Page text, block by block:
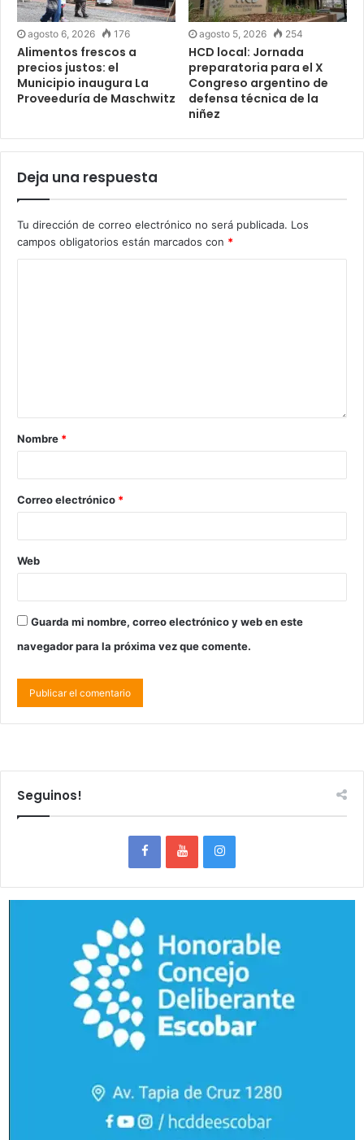
agosto 6, 2026 176
Alimentos frescos a
precios justos: el
Municipio inaugura La
Proveeduría de Maschwitz
agosto 5, 2026 254
HCD local: Jornada
preparatoria para el X
Congreso argentino de
defensa técnica de la
niñez
Deja una respuesta
Tu dirección de correo electrónico no será publicada. Los
campos obligatorios están marcados con *
Nombre *
Correo electrónico *
Web
Guarda mi nombre, correo electrónico y web en este
navegador para la próxima vez que comente.
Seguinos!